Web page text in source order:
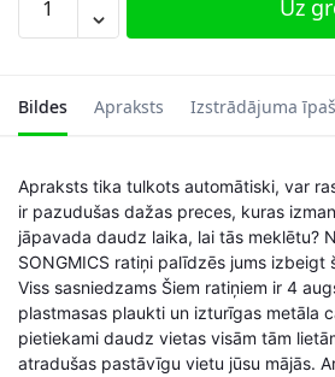
soļu
daudzums
Uz
Bildes Apraksts Izstrādājuma
Apraksts tika tulkots automātiski, var
ir pazudušas dažas preces, kuras
jāpavada daudz laika, lai tās meklētu?
SONGMICS ratiņi palīdzēs jums izbeigt
Viss sasniedzams Šiem ratiņiem ir 4
plastmasas plaukti un izturīgas metāla
pietiekami daudz vietas visām tām
atradušas pastāvīgu vietu jūsu mājās.